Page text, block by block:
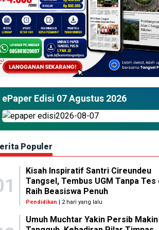
ePaper Edisi 07 Agustus 2026
Populer
Kisah Inspiratif Santri Cireundeu
Tangsel, Tembus UGM Tanpa Tes
Raih Beasiswa Penuh
Pendidikan | 2 hari yang lalu
Umuh Muchtar Yakin Persib Makin